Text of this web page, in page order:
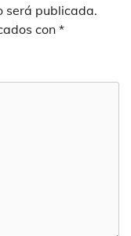
será publicada.
con *